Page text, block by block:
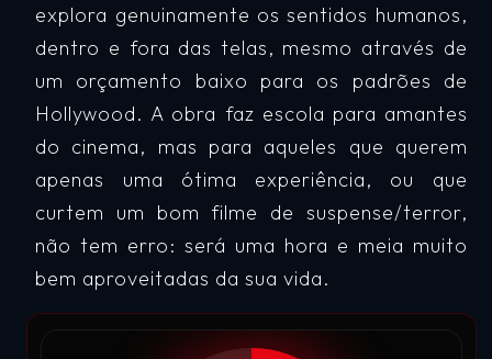
explora genuinamente os sentidos humanos,
dentro e fora das telas, mesmo através de
um orçamento baixo para os padrões de
Hollywood. A obra faz escola para amantes
do cinema, mas para aqueles que querem
apenas uma ótima experiência, ou que
curtem um bom filme de suspense/terror,
não tem erro: será uma hora e meia muito
bem aproveitadas da sua vida.